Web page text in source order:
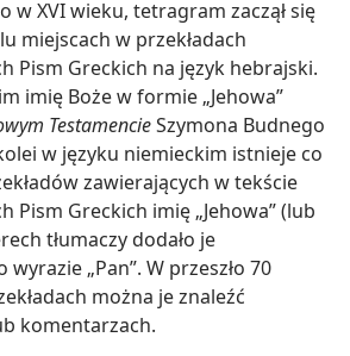
w XVI wieku, tetragram zaczął się
miejscach w przekładach
Pism Greckich na język hebrajski.
imię Boże w formie „Jehowa”
TestamencieSzymona Budnego
w języku niemieckim istnieje co
zawierających w tekście
Pism Greckich imię „Jehowa” (lub
tłumaczy dodało je
„Pan”. W przeszło 70
można je znaleźć
komentarzach.